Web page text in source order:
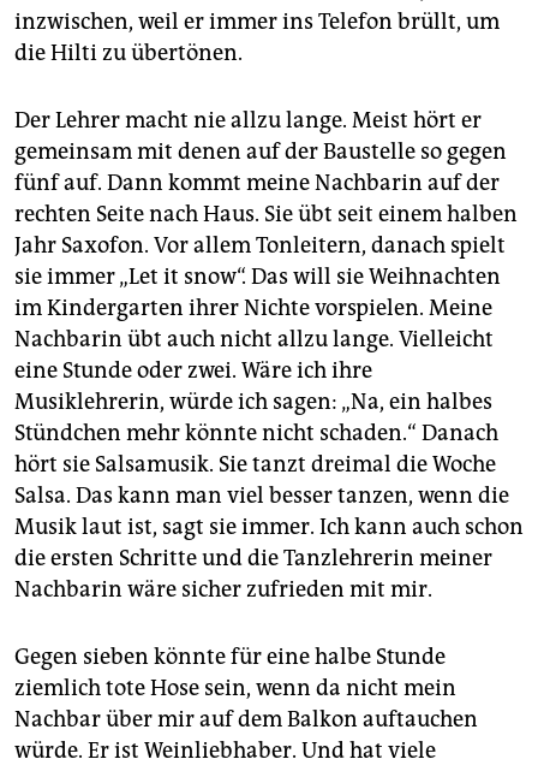
inzwischen, weil er immer ins Telefon brüllt, um
die Hilti zu übertönen.
Der Lehrer macht nie allzu lange. Meist hört er
gemeinsam mit denen auf der Baustelle so gegen
fünf auf. Dann kommt meine Nachbarin auf der
rechten Seite nach Haus. Sie übt seit einem halben
Jahr Saxofon. Vor allem Tonleitern, danach spielt
sie immer „Let it snow“. Das will sie Weihnachten
im Kindergarten ihrer Nichte vorspielen. Meine
Nachbarin übt auch nicht allzu lange. Vielleicht
eine Stunde oder zwei. Wäre ich ihre
Musiklehrerin, würde ich sagen: „Na, ein halbes
Stündchen mehr könnte nicht schaden.“ Danach
hört sie Salsamusik. Sie tanzt dreimal die Woche
Salsa. Das kann man viel besser tanzen, wenn die
Musik laut ist, sagt sie immer. Ich kann auch schon
die ersten Schritte und die Tanzlehrerin meiner
Nachbarin wäre sicher zufrieden mit mir.
Gegen sieben könnte für eine halbe Stunde
ziemlich tote Hose sein, wenn da nicht mein
Nachbar über mir auf dem Balkon auftauchen
würde. Er ist Weinliebhaber. Und hat viele